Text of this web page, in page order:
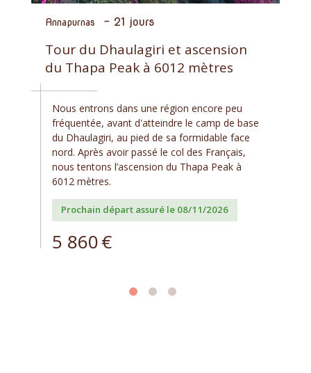
Annapurnas - 21 jours
Tour du Dhaulagiri et ascension
du Thapa Peak à 6012 mètres
Nous entrons dans une région encore peu
fréquentée, avant d'atteindre le camp de base
du Dhaulagiri, au pied de sa formidable face
nord. Après avoir passé le col des Français,
nous tentons l’ascension du Thapa Peak à
6012 mètres.
Prochain départ assuré le 08/11/2026
5 860€